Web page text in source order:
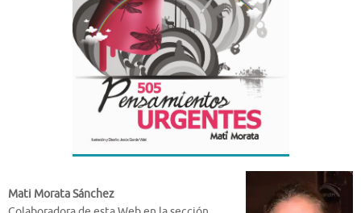
Mati Morata Sánchez